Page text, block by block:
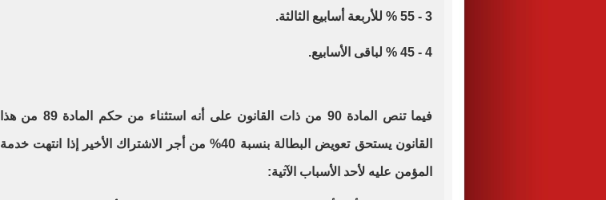
3 - 55 % للأربعة أسابيع الثالثة.
4 - 45 % لباقى الأسابيع.
فيما تنص المادة 90 من ذات القانون على أنه استثناء من حكم المادة 89 من هذا
القانون يستحق تعويض البطالة بنسبة 40% من أجر الاشتراك الأخير إذا انتهت خدمة
المؤمن عليه لأحد الأسباب الآتية: